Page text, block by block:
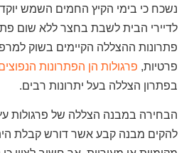
נשכח כי בימי הקיץ החמים השמש
לדיירי הבית לשבת בחצר ללא שום
פתרונות ההצללה הקיימים בשוק
פרטיות, פרגולות הן הפתרונות
בפתרון הצללה בעל יתרונות רבים.
הבחירה במבנה הצללה של פרגולות
להקים מבנה קבע אשר דורש קבלת